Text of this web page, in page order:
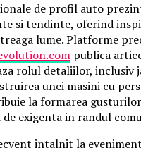
de profil auto
si tendinte, oferind
lume. Platforme
publica
rolul detaliilor, inclusiv
unei masini cu
la formarea
exigenta in randul
intalnit la